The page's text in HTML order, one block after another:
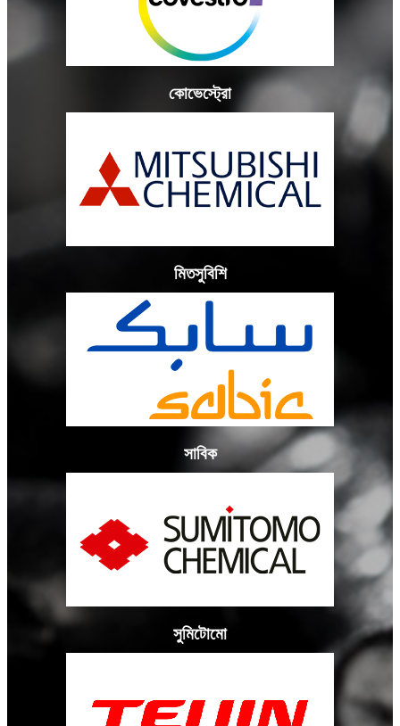
কোভেস্ট্রো
মিতসুবিশি
সাবিক
সুমিটোমো